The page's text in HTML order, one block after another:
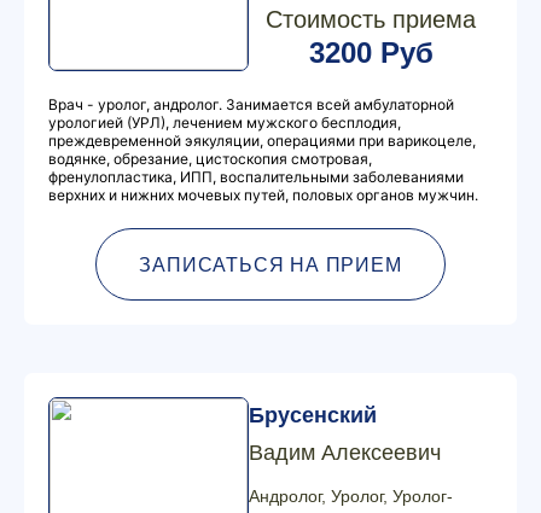
Стоимость приема
3200 Руб
Врач - уролог, андролог. Занимается всей амбулаторной
урологией (УРЛ), лечением мужского бесплодия,
преждевременной эякуляции, операциями при варикоцеле,
водянке, обрезание, цистоскопия смотровая,
френулопластика, ИПП, воспалительными заболеваниями
верхних и нижних мочевых путей, половых органов мужчин.
ЗАПИСАТЬСЯ НА ПРИЕМ
Брусенский
Вадим Алексеевич
Андролог, Уролог, Уролог-